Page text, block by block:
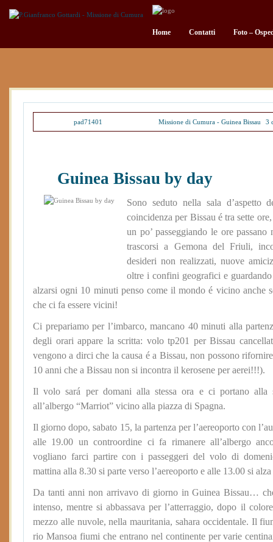
Home Contatti Foto –
pad71401 Missione di Cumura - Guinea Bissau 3
Guinea Bissau by day
Sono seduto nella sala d’aspetto
coincidenza per Bissau é tra sette
un po’ passeggiando le ore
trascorsi a Gemona del Friuli,
desideri non realizzati, nuove
oltre i confini geografici e
alzarsi ogni 10 minuti penso come il mondo é vicino anche
che ci fa essere vicini!
Ci prepariamo per l’imbarco, mancano 40 minuti alla
degli orari appare la scritta: volo tp201 per Bissau
vengono a dirci che la causa é a Bissau, non possono
10 anni che a Bissau non si incontra il kerosene per aerei!!!).
Il volo sará per domani alla stessa ora e ci portano alla
all’albergo “Marriot” vicino alla piazza di Spagna.
Il giorno dopo, sabato 15, la partenza per l’aereoporto con
alle 19.00 un controordine ci fa rimanere all’albergo
vogliano farci partire con i passeggeri del volo di
mattina alla 8.30 si parte verso l’aereoporto e alle 13.00 si
Da tanti anni non arrivavo di giorno in Guinea Bissau…
intenso, mentre si abbassava per l’atterraggio, dopo il
mezzo alle nuvole, nella mauritania, sahara occidentale. Il
rio Mansoa fiumi che entrano nel continente per varie